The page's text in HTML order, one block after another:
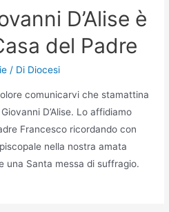
D’Alise è
del Padre
/ Di Diocesi
comunicarvi che stamattina
D’Alise. Lo affidiamo
Francesco ricordando con
nella nostra amata
una Santa messa di suffragio.